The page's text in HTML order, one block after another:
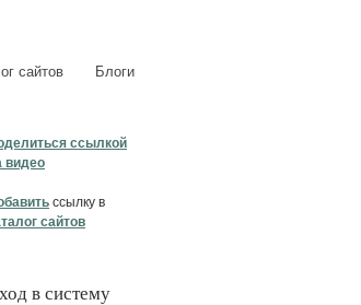
сайтов Блоги
ссылкой
видео
ссылку в
сайтов
в систему